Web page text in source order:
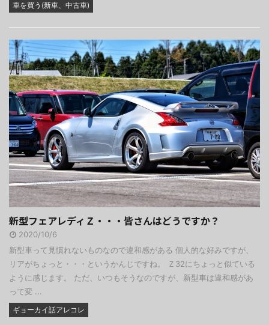
車を買う(新車、中古車)
新型フェアレディＺ・・・皆さんはどうですか？
2020/10/6
新型車って見慣れないものなので違和感がある 個人的な好みですが、
リアがちょっと・・・というかんじですね。 Ｚ32にちょっと似ている
ように感じます。 ただ、いつもそうなのですが、新型車は違和感があ
って変 ...
ギョーカイ話アレコレ